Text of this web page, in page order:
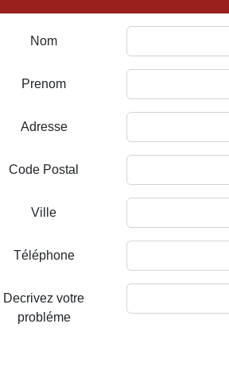
Nom
Prenom
Adresse
Code Postal
Ville
Téléphone
Decrivez votre
probléme